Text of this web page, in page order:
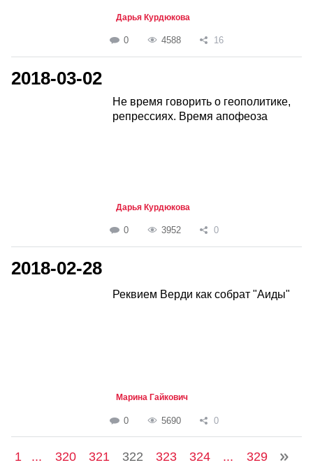
Дарья Курдюкова
0 4588 16
2018-03-02
Не время говорить о геополитике,
репрессиях. Время апофеоза
Дарья Курдюкова
0 3952 0
2018-02-28
Реквием Верди как собрат "Аиды"
Марина Гайкович
0 5690 0
1 ... 320 321 322 323 324 ... 329